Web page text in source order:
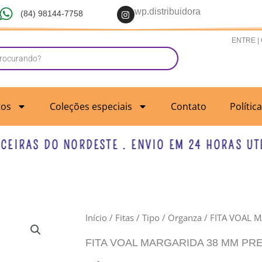
(84) 98144-7758 I
n
s
a
a
wp.distribuidora
ENTRE |
Coleções especiais Contato
DO NORDESTE . ENVIO EM 24 HORAS
Início / Fitas /Tipo / Organza / FITA VOAL
FITA VOAL MARGARIDA 38 MM
FITA